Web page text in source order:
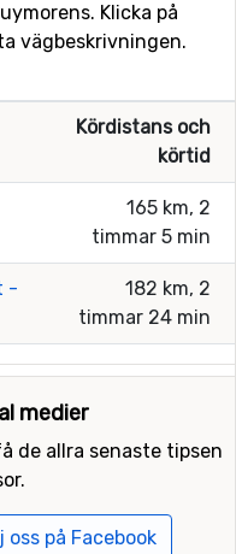
Klicka på
vägbeskrivningen.
Kördistans och
körtid
165 km, 2
timmar 5 min
-
182 km, 2
timmar 24 min
medier
de allra senaste tipsen
oss på Facebook